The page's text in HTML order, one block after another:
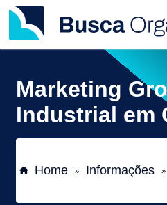
Marketing
Industrial em
Home » Informações »